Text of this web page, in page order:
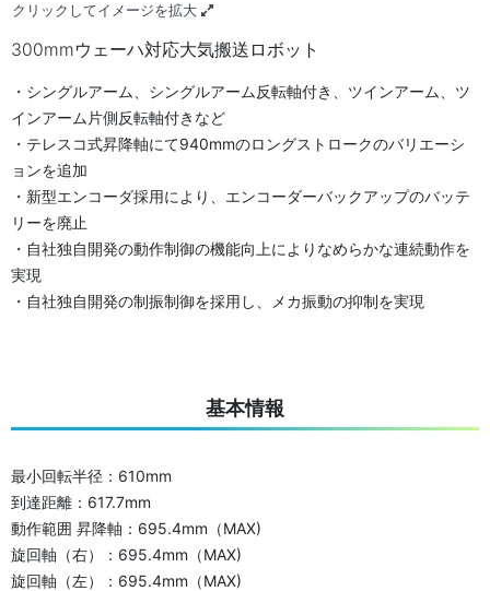
クリックしてイメージを拡大
300mmウェーハ対応大気搬送ロボット
・シングルアーム、シングルアーム反転軸付き、ツインアーム、ツ
インアーム片側反転軸付きなど
・テレスコ式昇降軸にて940mmのロングストロークのバリエーシ
ョンを追加
・新型エンコーダ採用により、エンコーダーバックアップのバッテ
リーを廃止
・自社独自開発の動作制御の機能向上によりなめらかな連続動作を
実現
・自社独自開発の制振制御を採用し、メカ振動の抑制を実現
基本情報
最小回転半径：610mm
到達距離：617.7mm
動作範囲 昇降軸：695.4mm（MAX)
旋回軸（右）：695.4mm（MAX)
旋回軸（左）：695.4mm（MAX)